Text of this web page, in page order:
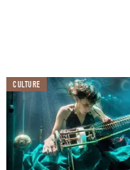
CULTURE